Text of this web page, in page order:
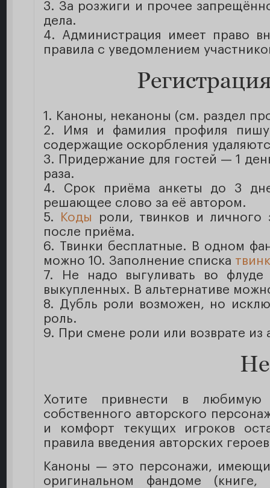
3. За розжиги и прочее
дела.
4. Администрация имеет право
правила с уведомлением
1. Каноны, неканоны (см. раздел
2. Имя и фамилия профиля
содержащие оскорбления
3. Придержание для гостей — 1
раза.
4. Срок приёма анкеты до 3
решающее слово за её автором.
5.
Коды
роли, твинков и личного
после приёма.
6. Твинки бесплатные. В одном
можно 10. Заполнение списка
7. Не надо выгуливать во
выкупленных. В альтернативе
8. Дубль роли возможен, но
роль.
9. При смене роли или возврате из
Хотите привнести в
собственного авторского
и комфорт текущих игроков
правила введения авторских
Каноны — это персонажи,
оригинальном фандоме